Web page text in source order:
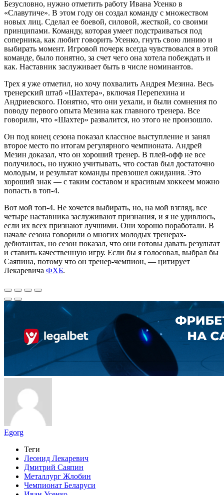
Безусловно, нужно отметить работу Ивана Усенко в
«Славутиче». В этом году он создал команду с множеством
новых лиц. Сделал ее боевой, силовой, жесткой, со своими
принципами. Команду, которая умеет подстраиваться под
соперника, как любит говорить Усенко, гнуть свою линию и
выбирать момент. Игровой почерк всегда чувствовался в этой
команде, было понятно, за счет чего она хотела побеждать и
как. Наставник заслуживает быть в числе номинантов.
Трех я уже отметил, но хочу похвалить Андрея Мезина. Весь
тренерский штаб «Шахтера», включая Перепехина и
Андриевского. Понятно, что они уехали, и были сомнения по
поводу первого опыта Мезина как главного тренера. Все
говорили, что «Шахтер» развалится, но этого не произошло.
Он под конец сезона показал классное выступление и занял
второе место по итогам регулярного чемпионата. Андрей
Мезин доказал, что он хороший тренер. В плей-офф не все
получилось, но нужно учитывать, что состав был достаточно
молодым, и результат команды превзошел ожидания. Это
хороший знак — с таким составом и красивым хоккеем можно
попасть в топ-4.
Вот мой топ-4. Не хочется выбирать, но, на мой взгляд, все
четыре наставника заслуживают признания, и я не удивлюсь,
если их всех признают лучшими. Они хорошо поработали. В
начале сезона говорили о многих молодых тренерах-
дебютантах, но сезон показал, что они готовы давать результат
и ставить качественную игру. Если бы я голосовал, выбрал бы
Саяпина, потому что он тренер-чемпион, — цитирует
Лекаревича ФХБ.
Egorg
Теги
Леонид Лекаревич
Дмитрий Саяпин
Металлург Жлобин
Чемпионат Беларуси